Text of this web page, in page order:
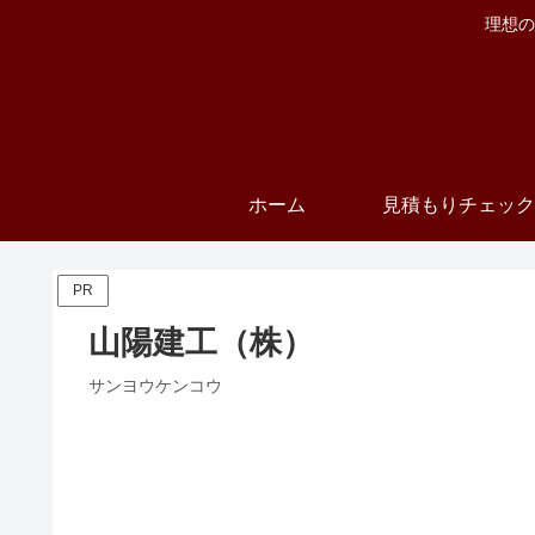
理想
ホーム 見積もりチェッ
PR
山陽建工（株）
サンヨウケンコウ